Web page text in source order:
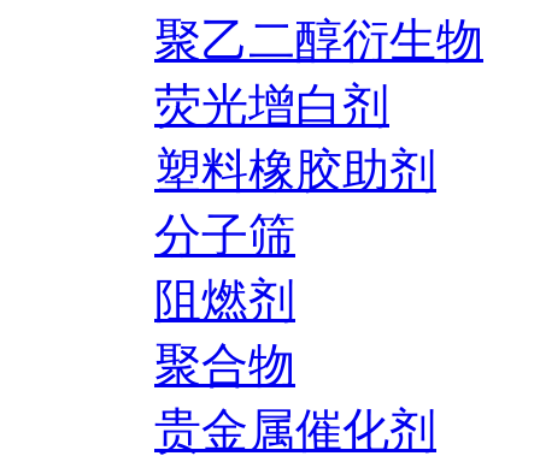
聚乙二醇衍生物
荧光增白剂
塑料橡胶助剂
分子筛
阻燃剂
聚合物
贵金属催化剂